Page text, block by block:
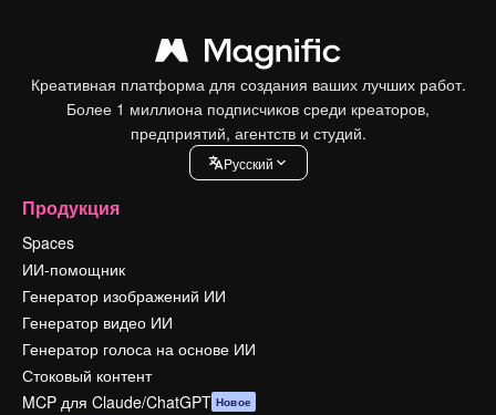
Креативная платформа для создания ваших лучших работ.
Более 1 миллиона подписчиков среди креаторов,
предприятий, агентств и студий.
Pусский
Продукция
Spaces
ИИ-помощник
Генератор изображений ИИ
Генератор видео ИИ
Генератор голоса на основе ИИ
Стоковый контент
MCP для Claude/ChatGPT Новое